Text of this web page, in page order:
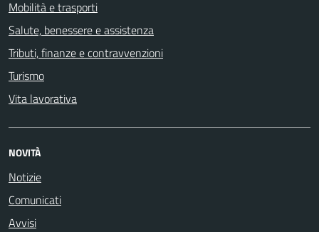
Mobilità e trasporti
Salute, benessere e assistenza
Tributi, finanze e contravvenzioni
Turismo
Vita lavorativa
NOVITÀ
Notizie
Comunicati
Avvisi